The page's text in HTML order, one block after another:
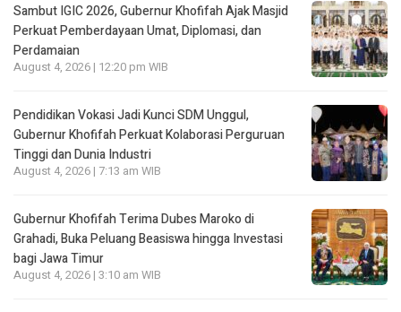
Sambut IGIC 2026, Gubernur Khofifah Ajak Masjid
Perkuat Pemberdayaan Umat, Diplomasi, dan
Perdamaian
August 4, 2026 | 12:20 pm WIB
Pendidikan Vokasi Jadi Kunci SDM Unggul,
Gubernur Khofifah Perkuat Kolaborasi Perguruan
Tinggi dan Dunia Industri
August 4, 2026 | 7:13 am WIB
Gubernur Khofifah Terima Dubes Maroko di
Grahadi, Buka Peluang Beasiswa hingga Investasi
bagi Jawa Timur
August 4, 2026 | 3:10 am WIB